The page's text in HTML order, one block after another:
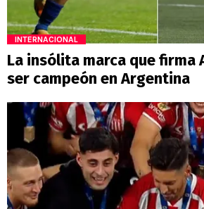
INTERNACIONAL
La insólita marca que firma
ser campeón en Argentina